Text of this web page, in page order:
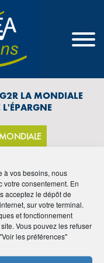
à vos besoins, nous
votre consentement. En
acceptez le dépôt de
sur votre terminal.
et fonctionnement
Vous pouvez les refuser
les préférences"
LA MONDIALE
L'ÉPARGNE